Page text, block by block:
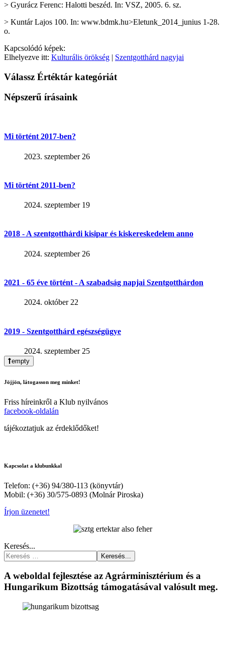
> Gyurácz Ferenc: Halotti beszéd. In: VSZ, 2005. 6. sz.
> Kuntár Lajos 100. In: www.bdmk.hu>Eletunk_2014_junius 1-28.
o.
Kapcsolódó képek:
Elhelyezve itt: Kulturális örökség | Szentgotthárd nagyjai
Válassz Értéktár kategóriát
Népszerű írásaink
Mi történt 2017-ben?
2023. szeptember 26
Mi történt 2011-ben?
2024. szeptember 19
2018 - A szentgotthárdi kisipar és kiskereskedelem anno
2024. szeptember 26
2021 - 65 éve történt - A szabadság napjai Szentgotthárdon
2024. október 22
2019 - Szentgotthárd egészségügye
2024. szeptember 25
empty
Jöjjön, látogasson meg minket!
Friss híreinkről a Klub nyilvános
facebook-oldalán
tájékoztatjuk az érdeklődőket!
Kapcsolat a klubunkkal
Telefon: (+36) 94/380-113 (könyvtár)
Mobil: (+36) 30/575-0893 (Molnár Piroska)
Írjon üzenetet!
Keresés...
Keresés...
A weboldal fejlesztése az Agrárminisztérium és a
Hungarikum Bizottság támogatásával valósult meg.